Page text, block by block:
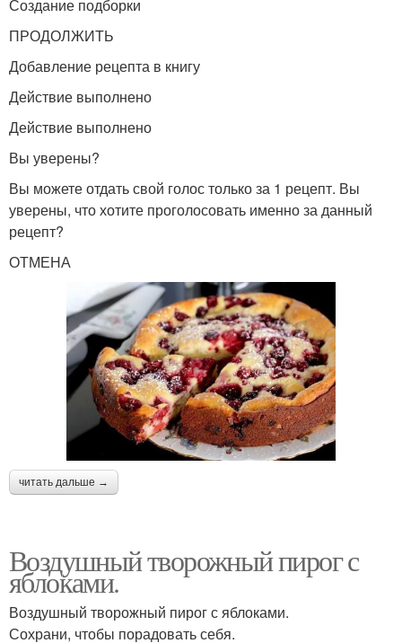
Создание подборки
ПРОДОЛЖИТЬ
Добавление рецепта в книгу
Действие выполнено
Действие выполнено
Вы уверены?
Вы можете отдать свой голос только за 1 рецепт. Вы
уверены, что хотите проголосовать именно за данный
рецепт?
ОТМЕНА
читать дальше →
Воздушный творожный пирог с
яблоками.
Воздушный творожный пирог с яблоками.
Сохрани, чтобы порадовать себя.